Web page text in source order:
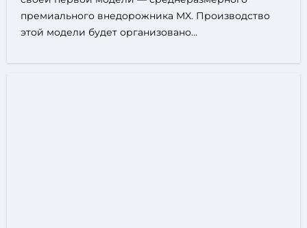
премиального внедорожника MX. Производство
этой модели будет организовано…